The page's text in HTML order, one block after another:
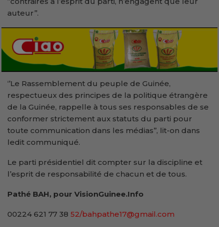
auteur’’.
‘’Le Rassemblement du peuple de Guinée,
respectueux des principes de la politique étrangère
de la Guinée, rappelle à tous ses responsables de se
conformer strictement aux statuts du parti pour
toute communication dans les médias’’, lit-on dans
ledit communiqué.
Le parti présidentiel dit compter sur la discipline et
l’esprit de responsabilité de chacun et de tous.
Pathé BAH, pour VisionGuinee.Info
00224 621 77 38 52/bahpathe17@gmail.com